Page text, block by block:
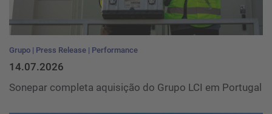
Grupo Press Release Performance
14.07.2026
Sonepar completa aquisição do Grupo LCI em Portugal